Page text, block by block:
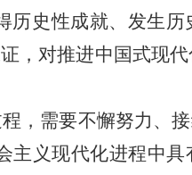
历史性成就、发生历
，对推进中国式现
程，需要不懈努力 、
主义现代化进程中